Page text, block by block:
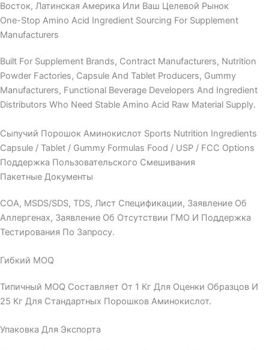
Восток, Латинская Америка Или Ваш Целевой Рынок
One-Stop Amino Acid Ingredient Sourcing For Supplement
Manufacturers
Built For Supplement Brands, Contract Manufacturers, Nutrition
Powder Factories, Capsule And Tablet Producers, Gummy
Manufacturers, Functional Beverage Developers And Ingredient
Distributors Who Need Stable Amino Acid Raw Material Supply.
Сыпучий Порошок Аминокислот Sports Nutrition Ingredients
Capsule / Tablet / Gummy Formulas Food / USP / FCC Options
Поддержка Пользовательского Смешивания
Пакетные Документы
COA, MSDS/SDS, TDS, Лист Спецификации, Заявление Об
Аллергенах, Заявление Об Отсутствии ГМО И Поддержка
Тестирования По Запросу.
Гибкий MOQ
Типичный MOQ Составляет От 1 Кг Для Оценки Образцов И
25 Кг Для Стандартных Порошков Аминокислот.
Упаковка Для Экспорта